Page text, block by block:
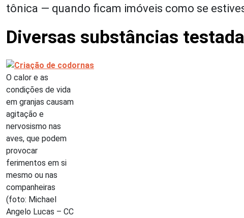
tônica — quando ficam imóveis como se
Diversas substâncias
O calor e as
condições de vida
em granjas causam
agitação e
nervosismo nas
aves, que podem
provocar
ferimentos em si
mesmo ou nas
companheiras
(foto: Michael
Angelo Lucas – CC